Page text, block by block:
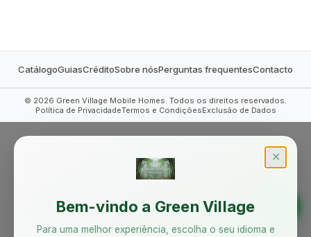
CatálogoGuiasCréditoSobre nósPerguntas frequentesContacto
© 2026 Green Village Mobile Homes. Todos os direitos reservados.
Política de PrivacidadeTermos e CondiçõesExclusão de Dados
✕
Bem-vindo a Green Village
Para uma melhor experiência, escolha o seu idioma e